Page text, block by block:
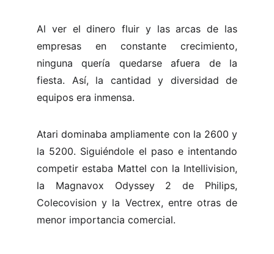
Al ver el dinero fluir y las arcas de las
empresas en constante crecimiento,
ninguna quería quedarse afuera de la
fiesta. Así, la cantidad y diversidad de
equipos era inmensa.
Atari dominaba ampliamente con la 2600 y
la 5200. Siguiéndole el paso e intentando
competir estaba Mattel con la Intellivision,
la Magnavox Odyssey 2 de Philips,
Colecovision y la Vectrex, entre otras de
menor importancia comercial.